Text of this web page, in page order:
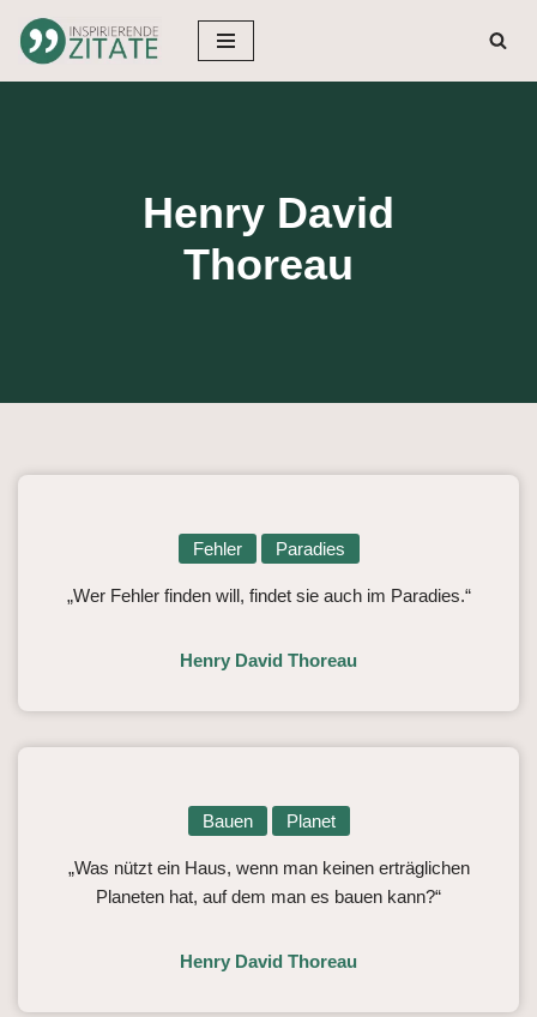
Zum
Henry David
Thoreau
Fehler Paradies
„Wer Fehler finden will, findet sie auch im Paradies.“
Henry David Thoreau
Bauen Planet
„Was nützt ein Haus, wenn man keinen erträglichen
Planeten hat, auf dem man es bauen kann?“
Henry David Thoreau